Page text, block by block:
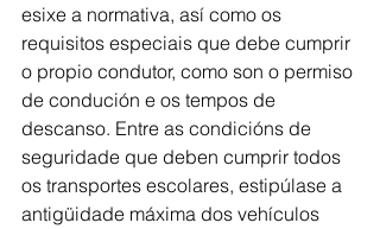
esixe a normativa, así como os
requisitos especiais que debe cumprir
o propio condutor, como son o permiso
de condución e os tempos de
descanso. Entre as condicións de
seguridade que deben cumprir todos
os transportes escolares, estipúlase a
antigüidade máxima dos vehículos